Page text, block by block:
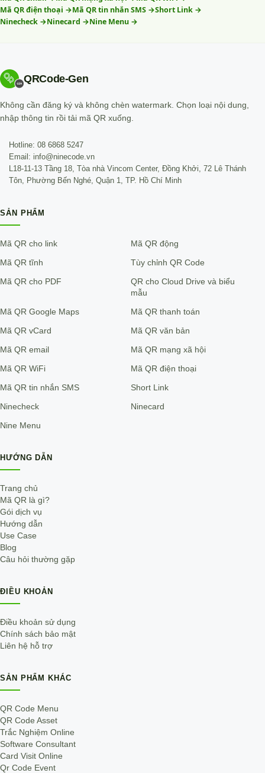
Mã QR điện thoại →Mã QR tin nhắn SMS →Short Link →
Ninecheck →Ninecard →Nine Menu →
QRCode-Gen
Không cần đăng ký và không chèn watermark. Chọn loại nội dung,
nhập thông tin rồi tải mã QR xuống.
Hotline: 08 6868 5247
Email: info@ninecode.vn
L18-11-13 Tầng 18, Tòa nhà Vincom Center, Đồng Khởi, 72 Lê Thánh
Tôn, Phường Bến Nghé, Quận 1, TP. Hồ Chí Minh
SẢN PHẨM
Mã QR cho link Mã QR động
Mã QR tĩnh Tùy chỉnh QR Code
Mã QR cho PDF
QR cho Cloud Drive và biểu
mẫu
Mã QR Google Maps Mã QR thanh toán
Mã QR vCard Mã QR văn bản
Mã QR email Mã QR mạng xã hội
Mã QR WiFi Mã QR điện thoại
Mã QR tin nhắn SMS Short Link
Ninecheck Ninecard
Nine Menu
HƯỚNG DẪN
Trang chủ
Mã QR là gì?
Gói dịch vụ
Hướng dẫn
Use Case
Blog
Câu hỏi thường gặp
ĐIỀU KHOẢN
Điều khoản sử dụng
Chính sách bảo mật
Liên hệ hỗ trợ
SẢN PHẨM KHÁC
QR Code Menu
QR Code Asset
Trắc Nghiệm Online
Software Consultant
Card Visit Online
Qr Code Event